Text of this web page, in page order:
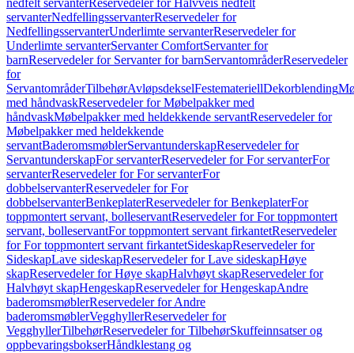
nedfelt servanterReservedeler for Halvveis nedfelt
servanterNedfellingsservanterReservedeler for
NedfellingsservanterUnderlimte servanterReservedeler for
Underlimte servanterServanter ComfortServanter for
barnReservedeler for Servanter for barnServantområderReservedeler
for
ServantområderTilbehørAvløpsdekselFestemateriellDekorblending
med håndvaskReservedeler for Møbelpakker med
håndvaskMøbelpakker med heldekkende servantReservedeler for
Møbelpakker med heldekkende
servantBaderomsmøblerServantunderskapReservedeler for
ServantunderskapFor servanterReservedeler for For servanterFor
servanterReservedeler for For servanterFor
dobbelservanterReservedeler for For
dobbelservanterBenkeplaterReservedeler for BenkeplaterFor
toppmontert servant, bolleservantReservedeler for For toppmontert
servant, bolleservantFor toppmontert servant firkantetReservedeler
for For toppmontert servant firkantetSideskapReservedeler for
SideskapLave sideskapReservedeler for Lave sideskapHøye
skapReservedeler for Høye skapHalvhøyt skapReservedeler for
Halvhøyt skapHengeskapReservedeler for HengeskapAndre
baderomsmøblerReservedeler for Andre
baderomsmøblerVegghyllerReservedeler for
VegghyllerTilbehørReservedeler for TilbehørSkuffeinnsatser og
oppbevaringsbokserHåndklestang og